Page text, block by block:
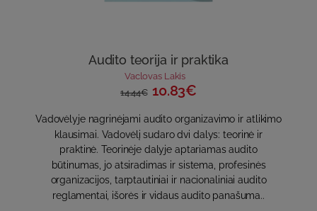
Audito teorija ir praktika
Vaclovas Lakis
14.44€ 10.83€
Vadovėlyje nagrinėjami audito organizavimo ir atlikimo
klausimai. Vadovėlį sudaro dvi dalys: teorinė ir
praktinė. Teorinėje dalyje aptariamas audito
būtinumas, jo atsiradimas ir sistema, profesinės
organizacijos, tarptautiniai ir nacionaliniai audito
reglamentai, išorės ir vidaus audito panašuma..